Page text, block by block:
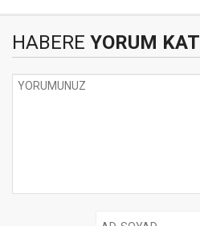
HABERE YORUM KAT